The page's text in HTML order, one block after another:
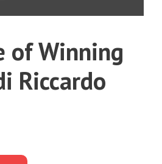
of Winning
Riccardo